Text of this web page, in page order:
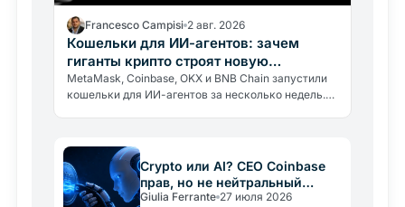
Francesco Campisi 2 авг. 2026
Кошельки для ИИ-агентов: зачем
гиганты крипто строят новую
инфраструктуру
MetaMask, Coinbase, OKX и BNB Chain запустили
кошельки для ИИ-агентов за несколько недель.
Crypto или AI? CEO Coinbase
прав, но не нейтральный
арбитр
Giulia Ferrante 27 июля 2026